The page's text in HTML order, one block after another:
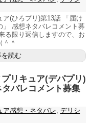
(ひろプリ)第13話 「届け
感想ネタバレコメント募
る限り返信しますので、お
＾
読む
リキュア(デパプリ)
バレコメント募集
ア感想・ネタバレ, デリシ